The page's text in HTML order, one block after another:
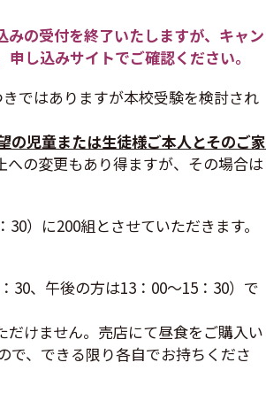
の受付を終了いたしますが、キャン
し込みサイトでご確認ください。
ではありますが本校受験を検討され
の児童または生徒様ご本人とそのご家
への変更もあり得ますが、その場合は
）に200組とさせていただきます。
、午後の方は13：00～15：30）で
けません。売店にて昼食をご購入い
で、できる限り各自でお持ちくださ